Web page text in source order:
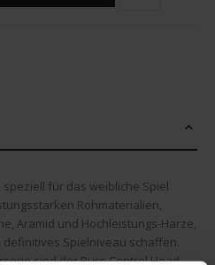
für das weibliche Spiel
Rohmaterialien,
Aramid und Hochleistungs-Harze,
Spielniveau schaffen.
sind der Pure Control Head